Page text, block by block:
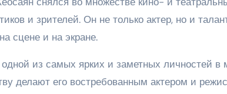
и зрителей. Он не только актер, но и
сцене и на экране.
из самых ярких и заметных личностей в
делают его востребованным актером и